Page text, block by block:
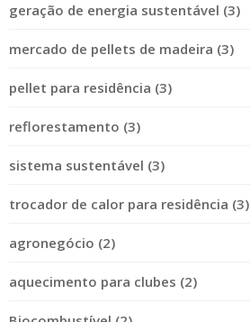
geração de energia sustentável (3)
mercado de pellets de madeira (3)
pellet para residência (3)
reflorestamento (3)
sistema sustentável (3)
trocador de calor para residência (3)
agronegócio (2)
aquecimento para clubes (2)